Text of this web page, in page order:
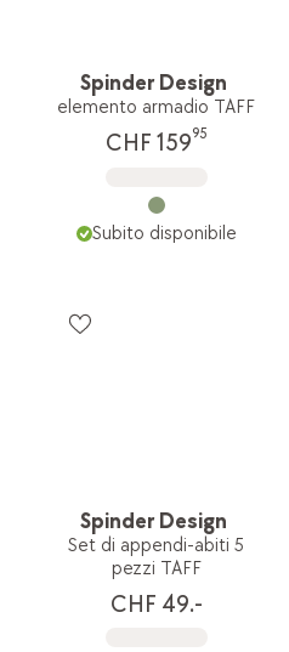
Spinder Design
elemento armadio TAFF
CHF 15995
Subito disponibile
Spinder Design
Set di appendi-abiti 5
pezzi TAFF
CHF 49.-